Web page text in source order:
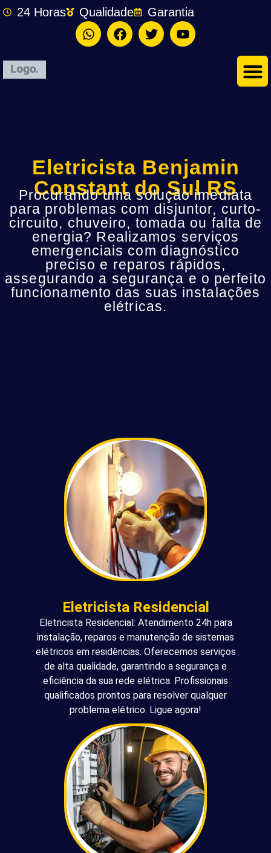
24 Horas Qualidade Garantia
Eletricista Benjamin
Constant do Sul RS
Procurando uma solução imediata
para problemas com disjuntor, curto-
circuito, chuveiro, tomada ou falta de
energia? Realizamos serviços
emergenciais com diagnóstico
preciso e reparos rápidos,
assegurando a segurança e o perfeito
funcionamento das suas instalações
elétricas.
Eletricista Residencial
Eletricista Residencial: Atendimento 24h para
instalação, reparos e manutenção de sistemas
elétricos em residências. Oferecemos serviços
de alta qualidade, garantindo a segurança e
eficiência da sua rede elétrica. Profissionais
qualificados prontos para resolver qualquer
problema elétrico. Ligue agora!